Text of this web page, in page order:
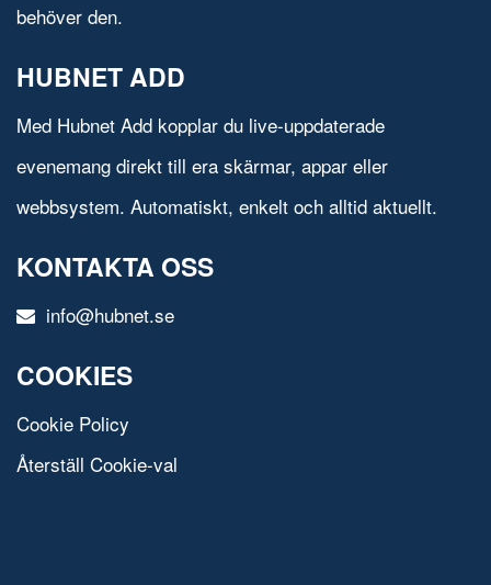
behöver den.
HUBNET ADD
Med Hubnet Add kopplar du live-uppdaterade
evenemang direkt till era skärmar, appar eller
webbsystem. Automatiskt, enkelt och alltid aktuellt.
KONTAKTA OSS
info@hubnet.se
COOKIES
Cookie Policy
Återställ Cookie-val